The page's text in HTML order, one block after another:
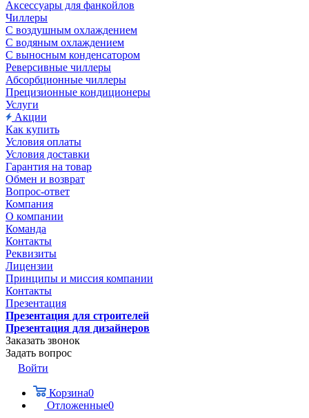
Аксессуары для фанкойлов
Чиллеры
С воздушным охлаждением
С водяным охлаждением
С выносным конденсатором
Реверсивные чиллеры
Абсорбционные чиллеры
Прецизионные кондиционеры
Услуги
Акции
Как купить
Условия оплаты
Условия доставки
Гарантия на товар
Обмен и возврат
Вопрос-ответ
Компания
О компании
Команда
Контакты
Реквизиты
Лицензии
Принципы и миссия компании
Контакты
Презентация
Презентация для строителей
Презентация для дизайнеров
Заказать звонок
Задать вопрос
Войти
Корзина0
Отложенные0